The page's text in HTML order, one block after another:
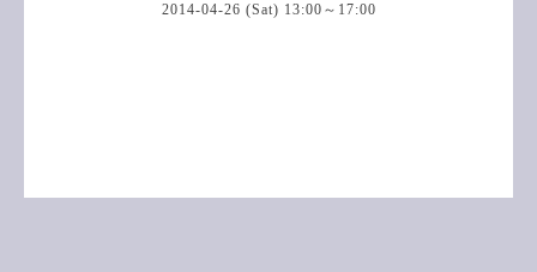
2014-04-26 (Sat) 13:00～17:00